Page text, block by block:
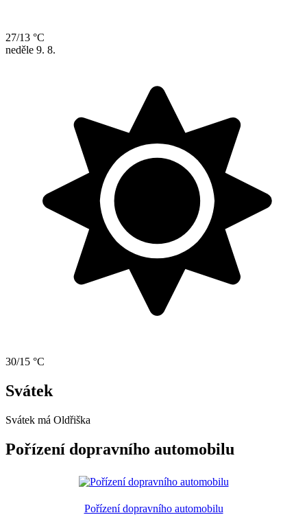
27/13 °C
neděle 9. 8.
30/15 °C
Svátek
Svátek má Oldřiška
Pořízení dopravního automobilu
Pořízení dopravního automobilu